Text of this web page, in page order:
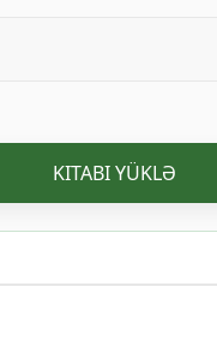
KITABI YÜKLƏ